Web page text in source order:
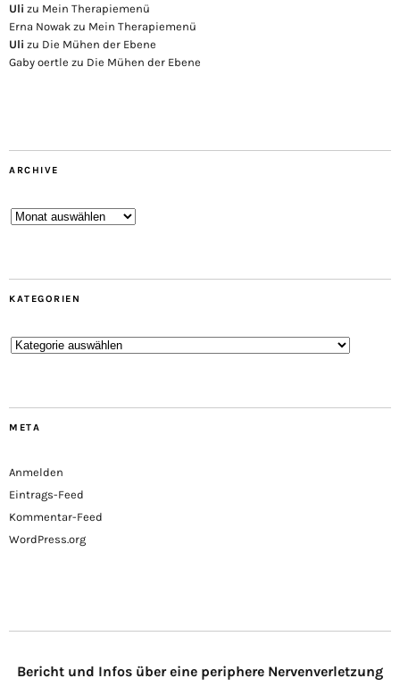
Uli zu Mein Therapiemenü
Erna Nowak zu Mein Therapiemenü
Uli zu Die Mühen der Ebene
Gaby oertle zu Die Mühen der Ebene
ARCHIVE
Archive
KATEGORIEN
Kategorien
META
Anmelden
Eintrags-Feed
Kommentar-Feed
WordPress.org
Bericht und Infos über eine periphere Nervenverletzung